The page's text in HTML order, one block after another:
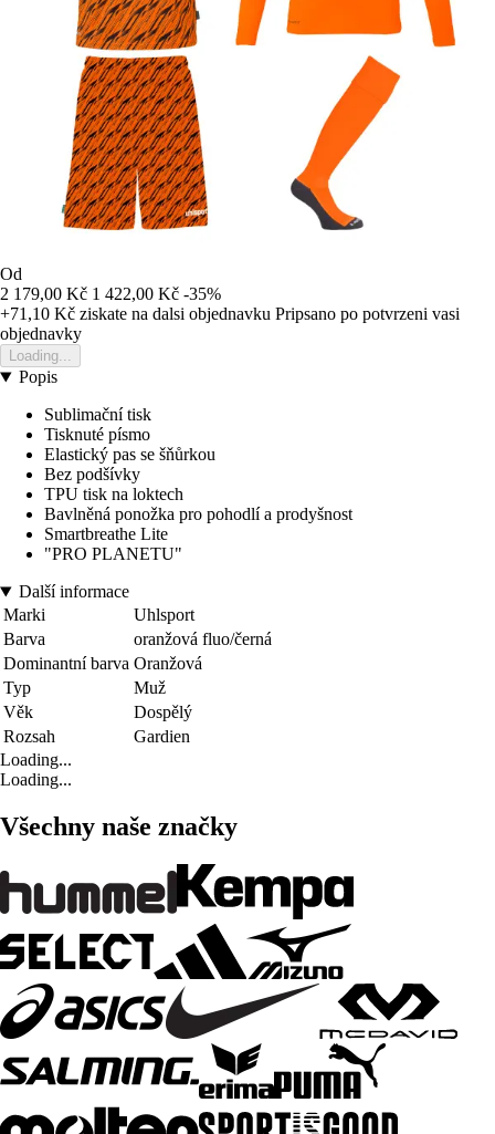
Od
2 179,00 Kč 1 422,00 Kč -35%
+71,10 Kč ziskate na dalsi objednavku Pripsano po potvrzeni vasi
objednavky
Loading...
Popis
Sublimační tisk
Tisknuté písmo
Elastický pas se šňůrkou
Bez podšívky
TPU tisk na loktech
Bavlněná ponožka pro pohodlí a prodyšnost
Smartbreathe Lite
"PRO PLANETU"
Další informace
Marki
Uhlsport
Barva
oranžová fluo/černá
Dominantní barva Oranžová
Typ
Muž
Věk
Dospělý
Rozsah
Gardien
Loading...
Loading...
Všechny naše značky